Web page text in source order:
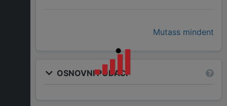
Mutass mindent
OSNOVNI PODACI